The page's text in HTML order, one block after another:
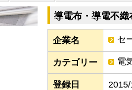
導電布・導電不織
企業名 セ
カテゴリー 電
登録日